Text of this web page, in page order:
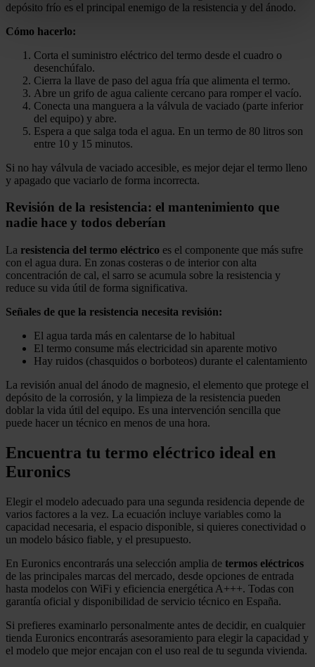
depósito frío es el principal enemigo de la resistencia y del ánodo.
Cómo hacerlo:
Corta el suministro eléctrico del termo desde el cuadro o
desenchúfalo.
Cierra la llave de paso del agua fría que alimenta el termo.
Abre un grifo de agua caliente cercano para romper el vacío.
Conecta una manguera a la válvula de vaciado (parte inferior
del equipo) y abre.
Espera a que salga toda el agua. En un termo de 80 litros son
entre 10 y 15 minutos.
Si no hay válvula de vaciado accesible, es mejor dejar el termo lleno
y apagado que vaciarlo de forma incorrecta.
Revisión de la resistencia: el mantenimiento que
nadie hace y todos deberían
La resistencia del termo eléctrico es el componente que más sufre
con el agua dura. En zonas costeras o de interior con alta
concentración de cal, el sarro se acumula sobre la resistencia y
reduce su vida útil de forma significativa.
Señales de que la resistencia necesita revisión:
El agua tarda más en calentarse de lo habitual
El termo consume más electricidad sin aparente motivo
Hay ruidos (chasquidos o borboteos) durante el calentamiento
La revisión anual del ánodo de magnesio, el elemento que protege el
depósito de la corrosión, y la limpieza de la resistencia pueden
doblar la vida útil del equipo. Es una intervención sencilla que
puede hacer un técnico en menos de una hora.
Encuentra tu termo eléctrico ideal en
Euronics
Elegir el modelo adecuado para una segunda residencia depende de
varios factores a la vez. La ecuación incluye variables como la
capacidad necesaria, el espacio disponible, si quieres conectividad o
un modelo básico fiable, y el presupuesto.
En Euronics encontrarás una selección amplia de termos eléctricos
de las principales marcas del mercado, desde opciones de entrada
hasta modelos con WiFi y eficiencia energética A+++. Todas con
garantía oficial y disponibilidad de servicio técnico en España.
Si prefieres examinarlo personalmente antes de decidir, en cualquier
tienda Euronics encontrarás asesoramiento para elegir la capacidad y
el modelo que mejor encajan con el uso real de tu segunda vivienda.